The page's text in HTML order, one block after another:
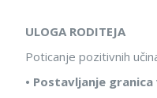
ULOGA RODITEJA
Poticanje pozitivnih
• Postavljanje